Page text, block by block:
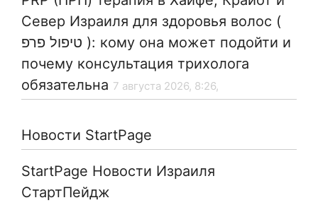
Север Израиля для здоровья волос (
טיפול פרפ ): кому она может подойти и
почему консультация трихолога
обязательна 7 августа 2026, 8:26,
Новости StartPage
StartPage Новости Израиля
СтартПейдж